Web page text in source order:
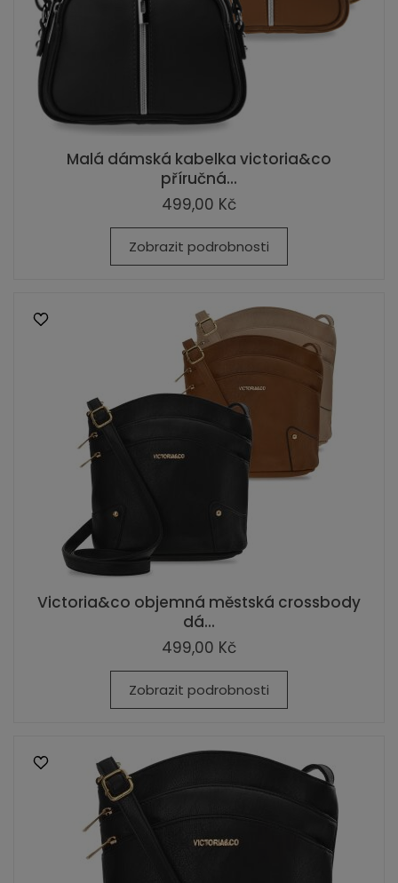
Malá dámská kabelka victoria&co
příručná...
499,00 Kč
Zobrazit podrobnosti
Victoria&co objemná městská crossbody
dá...
499,00 Kč
Zobrazit podrobnosti